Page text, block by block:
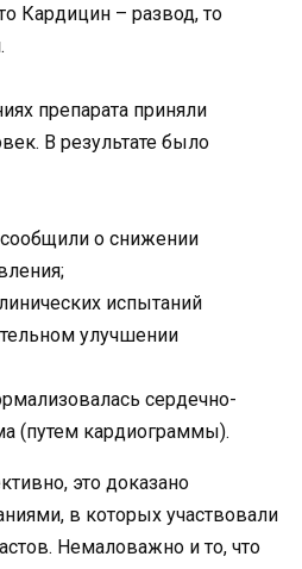
Кардицин – развод, то
препарата приняли
В результате было
о снижении
испытаний
улучшении
сердечно-
(путем кардиограммы).
это доказано
в которых участвовали
Немаловажно и то, что